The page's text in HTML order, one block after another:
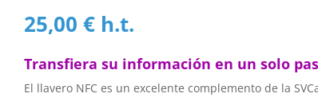
25,00 € h.t.
Transfiera su información en un solo
El llavero NFC es un excelente complemento de la